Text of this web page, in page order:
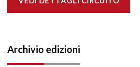
Archivio edizioni